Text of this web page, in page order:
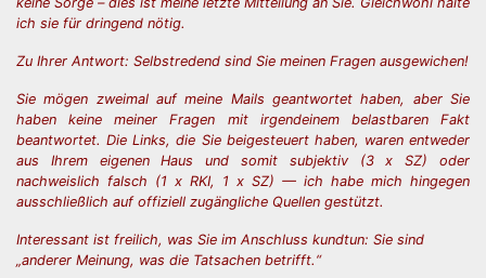
ich sie für dringend nötig.
Zu Ihrer Antwort: Selbstredend sind Sie meinen Fragen ausgewichen!
Sie mögen zweimal auf meine Mails geantwortet haben, aber Sie
haben keine meiner Fragen mit irgendeinem belastbaren Fakt
beantwortet. Die Links, die Sie beigesteuert haben, waren entweder
aus Ihrem eigenen Haus und somit subjektiv (3 x SZ) oder
nachweislich falsch (1 x RKI, 1 x SZ) — ich habe mich hingegen
ausschließlich auf offiziell zugängliche Quellen gestützt.
Interessant ist freilich, was Sie im Anschluss kundtun: Sie sind
„anderer Meinung, was die Tatsachen betrifft.“